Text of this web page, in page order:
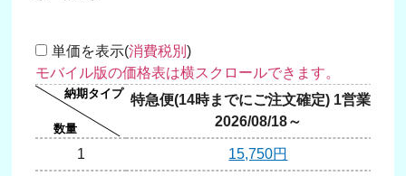
単価を表示(消費税別)
特急便(14時までにご注文確定) 1営業日
2026/08/18～
1 15,750円